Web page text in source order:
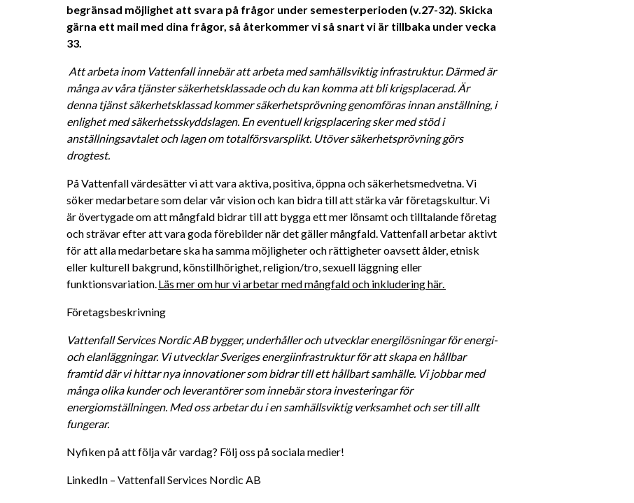
begränsad möjlighet att svara på frågor under semesterperioden (v.27-32). Skicka
gärna ett mail med dina frågor, så återkommer vi så snart vi är tillbaka under vecka
33.
Att arbeta inom Vattenfall innebär att arbeta med samhällsviktig infrastruktur. Därmed är
många av våra tjänster säkerhetsklassade och du kan komma att bli krigsplacerad. Är
denna tjänst säkerhetsklassad kommer säkerhetsprövning genomföras innan anställning, i
enlighet med säkerhetsskyddslagen. En eventuell krigsplacering sker med stöd i
anställningsavtalet och lagen om totalförsvarsplikt. Utöver säkerhetsprövning görs
drogtest.
På Vattenfall värdesätter vi att vara aktiva, positiva, öppna och säkerhetsmedvetna. Vi
söker medarbetare som delar vår vision och kan bidra till att stärka vår företagskultur. Vi
är övertygade om att mångfald bidrar till att bygga ett mer lönsamt och tilltalande företag
och strävar efter att vara goda förebilder när det gäller mångfald. Vattenfall arbetar aktivt
för att alla medarbetare ska ha samma möjligheter och rättigheter oavsett ålder, etnisk
eller kulturell bakgrund, könstillhörighet, religion/tro, sexuell läggning eller
funktionsvariation. Läs mer om hur vi arbetar med mångfald och inkludering här.
Företagsbeskrivning
Vattenfall Services Nordic AB bygger, underhåller och utvecklar energilösningar för energi-
och elanläggningar. Vi utvecklar Sveriges energiinfrastruktur för att skapa en hållbar
framtid där vi hittar nya innovationer som bidrar till ett hållbart samhälle. Vi jobbar med
många olika kunder och leverantörer som innebär stora investeringar för
energiomställningen. Med oss arbetar du i en samhällsviktig verksamhet och ser till allt
fungerar.
Nyfiken på att följa vår vardag? Följ oss på sociala medier!
LinkedIn – Vattenfall Services Nordic AB